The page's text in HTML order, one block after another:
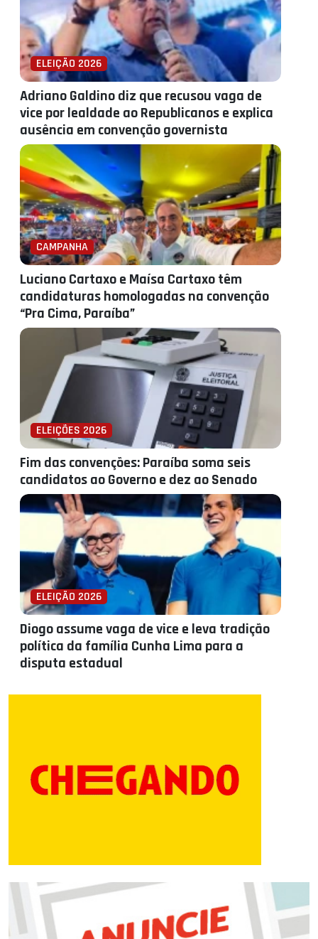
ELEIÇÃO 2026
Adriano Galdino diz que recusou vaga de
vice por lealdade ao Republicanos e explica
ausência em convenção governista
CAMPANHA
Luciano Cartaxo e Maísa Cartaxo têm
candidaturas homologadas na convenção
“Pra Cima, Paraíba”
ELEIÇÕES 2026
Fim das convenções: Paraíba soma seis
candidatos ao Governo e dez ao Senado
ELEIÇÃO 2026
Diogo assume vaga de vice e leva tradição
política da família Cunha Lima para a
disputa estadual